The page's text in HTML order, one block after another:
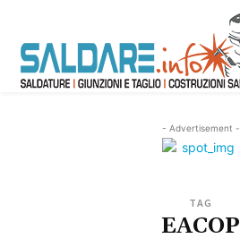
- Advertisement -
TAG
EACOP